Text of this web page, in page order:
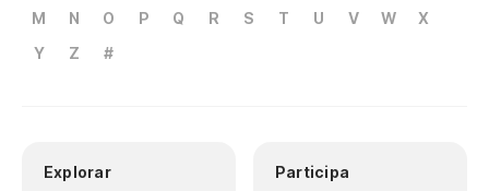
M
N O P Q R S T U V W
X
Y
Z #
Explorar Participa